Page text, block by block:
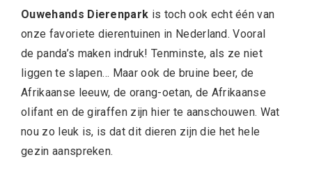
Ouwehands Dierenpark is toch ook echt één van
onze favoriete dierentuinen in Nederland. Vooral
de panda’s maken indruk! Tenminste, als ze niet
liggen te slapen… Maar ook de bruine beer, de
Afrikaanse leeuw, de orang-oetan, de Afrikaanse
olifant en de giraffen zijn hier te aanschouwen. Wat
nou zo leuk is, is dat dit dieren zijn die het hele
gezin aanspreken.